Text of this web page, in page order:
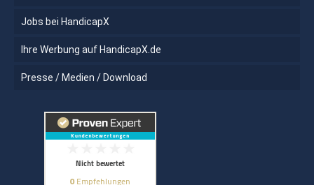
Jobs bei HandicapX
Ihre Werbung auf HandicapX.de
Presse / Medien / Download